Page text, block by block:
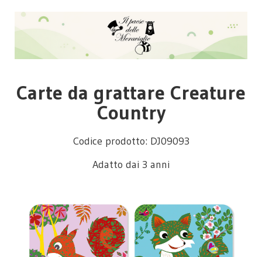
Carte da grattare Creature
Country
Codice prodotto: DJ09093
Adatto dai 3 anni